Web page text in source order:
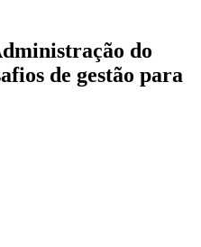
do
de gestão para